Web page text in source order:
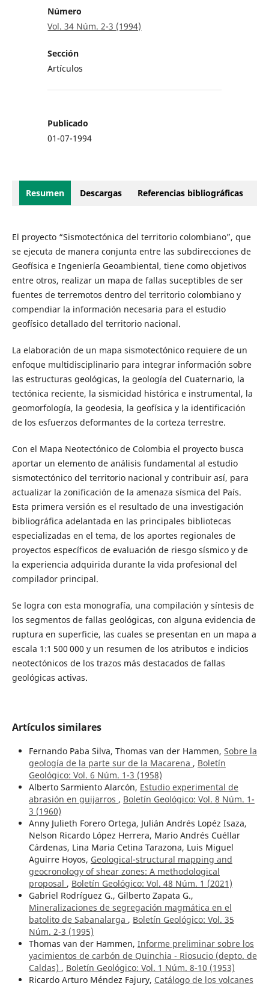
Número
Vol. 34 Núm. 2-3 (1994)
Sección
Artículos
Publicado
01-07-1994
Resumen Descargas Referencias bibliográficas
El proyecto “Sismotectónica del territorio colombiano”, que
se ejecuta de manera conjunta entre las subdirecciones de
Geofísica e Ingeniería Geoambiental, tiene como objetivos
entre otros, realizar un mapa de fallas suceptibles de ser
fuentes de terremotos dentro del territorio colombiano y
compendiar la información necesaria para el estudio
geofísico detallado del territorio nacional.
La elaboración de un mapa sismotectónico requiere de un
enfoque multidisciplinario para integrar información sobre
las estructuras geológicas, la geología del Cuaternario, la
tectónica reciente, la sismicidad histórica e instrumental, la
geomorfología, la geodesia, la geofísica y la identificación
de los esfuerzos deformantes de la corteza terrestre.
Con el Mapa Neotectónico de Colombia el proyecto busca
aportar un elemento de análisis fundamental al estudio
sismotectónico del territorio nacional y contribuir así, para
actualizar la zonificación de la amenaza sísmica del País.
Esta primera versión es el resultado de una investigación
bibliográfica adelantada en las principales bibliotecas
especializadas en el tema, de los aportes regionales de
proyectos específicos de evaluación de riesgo sísmico y de
la experiencia adquirida durante la vida profesional del
compilador principal.
Se logra con esta monografía, una compilación y síntesis de
los segmentos de fallas geológicas, con alguna evidencia de
ruptura en superficie, las cuales se presentan en un mapa a
escala 1:1 500 000 y un resumen de los atributos e indicios
neotectónicos de los trazos más destacados de fallas
geológicas activas.
Artículos similares
Fernando Paba Silva, Thomas van der Hammen, Sobre la
geología de la parte sur de la Macarena , Boletín
Geológico: Vol. 6 Núm. 1-3 (1958)
Alberto Sarmiento Alarcón, Estudio experimental de
abrasión en guijarros , Boletín Geológico: Vol. 8 Núm. 1-
3 (1960)
Anny Julieth Forero Ortega, Julián Andrés Lopéz Isaza,
Nelson Ricardo López Herrera, Mario Andrés Cuéllar
Cárdenas, Lina Maria Cetina Tarazona, Luis Miguel
Aguirre Hoyos, Geological-structural mapping and
geocronology of shear zones: A methodological
proposal , Boletín Geológico: Vol. 48 Núm. 1 (2021)
Gabriel Rodríguez G., Gilberto Zapata G.,
Mineralizaciones de segregación magmática en el
batolito de Sabanalarga , Boletín Geológico: Vol. 35
Núm. 2-3 (1995)
Thomas van der Hammen, Informe preliminar sobre los
yacimientos de carbón de Quinchia - Riosucio (depto. de
Caldas) , Boletín Geológico: Vol. 1 Núm. 8-10 (1953)
Ricardo Arturo Méndez Fajury, Catálogo de los volcanes